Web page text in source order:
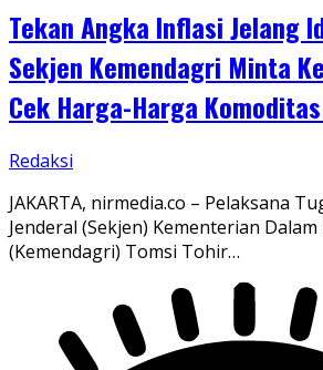
Tekan Angka Inflasi Jelang
Sekjen Kemendagri Minta
Cek Harga-Harga
Redaksi
JAKARTA, nirmedia.co – Pelaksana
Jenderal (Sekjen) Kementerian
(Kemendagri) Tomsi Tohir…